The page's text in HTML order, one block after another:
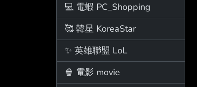
💻 電蝦 PC_Shopping
🥰 韓星 KoreaStar
✨ 英雄聯盟 LoL
🍿 電影 movie